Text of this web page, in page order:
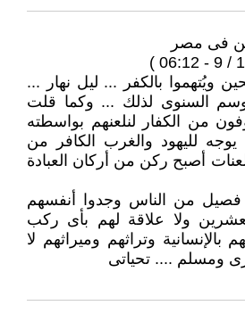
بالكفر ... ليل نهار ...
السنوى لذلك ... وكما قلت
من الكفار لنلعنهم بواسطته
لليهود والغرب الكافر من
أصبح ركن من أركان العبادة
من الناس وجدوا أنفسهم
ولا علاقة لهم بأى ركب
وتراثهم وميراثهم لا
ومسلم .... تحياتى